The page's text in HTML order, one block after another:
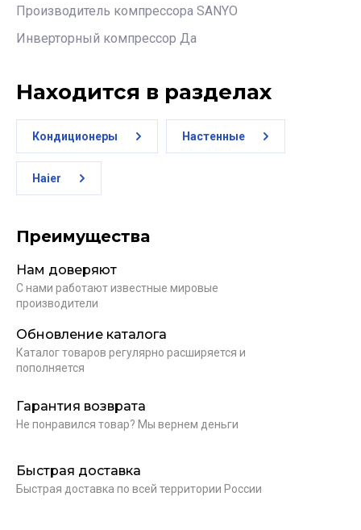
Производитель компрессора SANYO
Инверторный компрессор Да
Находится в разделах
Кондиционеры Настенные
Haier
Преимущества
Нам доверяют
С нами работают известные мировые
производители
Обновление каталога
Каталог товаров регулярно расширяется и
пополняется
Гарантия возврата
Не понравился товар? Мы вернем деньги
Быстрая доставка
Быстрая доставка по всей территории России